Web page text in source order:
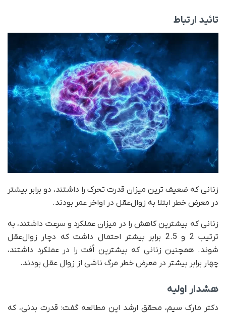
تائید ارتباط
زنانی که ضعیف ترین میزان قدرت تحرک را داشتند، دو برابر بیشتر
در معرض خطر ابتلا به زوال‌عقل در اواخر عمر بودند.
زنانی که بیشترین کاهش را در میزان عملکرد و سرعت داشتند، به
ترتیب 2 و 2.5 برابر بیشتر احتمال داشت که دچار زوال‌عقل
شوند. همچنین زنانی که بیشترین اُفت را در عملکرد داشتند،
چهار برابر بیشتر در معرض خطر مرگ ناشی از زوال عقل بودند.
هشدار اولیه
دکتر مارک سیم، محقق ارشد این مطالعه گفت: قدرت بدنی، که